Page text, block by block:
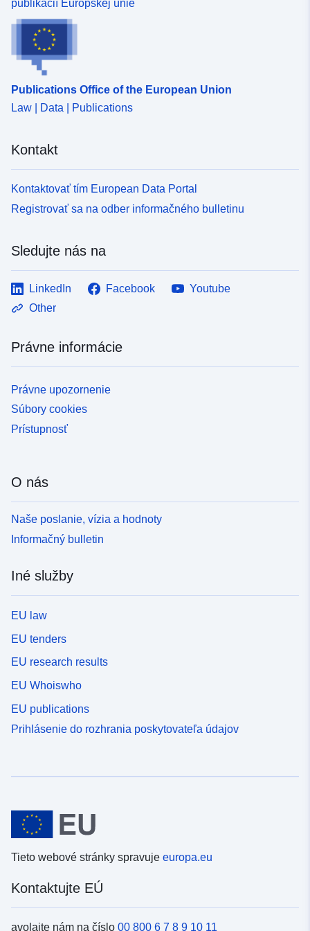
publikácií Európskej únie
Publications Office of the European Union
Law | Data | Publications
Kontakt
Kontaktovať tím European Data Portal
Registrovať sa na odber informačného bulletinu
Sledujte nás na
LinkedIn Facebook
Youtube
Other
Právne informácie
Právne upozornenie
Súbory cookies
Prístupnosť
O nás
Naše poslanie, vízia a hodnoty
Informačný bulletin
Iné služby
EU law
EU tenders
EU research results
EU Whoiswho
EU publications
Prihlásenie do rozhrania poskytovateľa údajov
Tieto webové stránky spravuje europa.eu
Kontaktujte EÚ
avolajte nám na číslo 00 800 6 7 8 9 10 11